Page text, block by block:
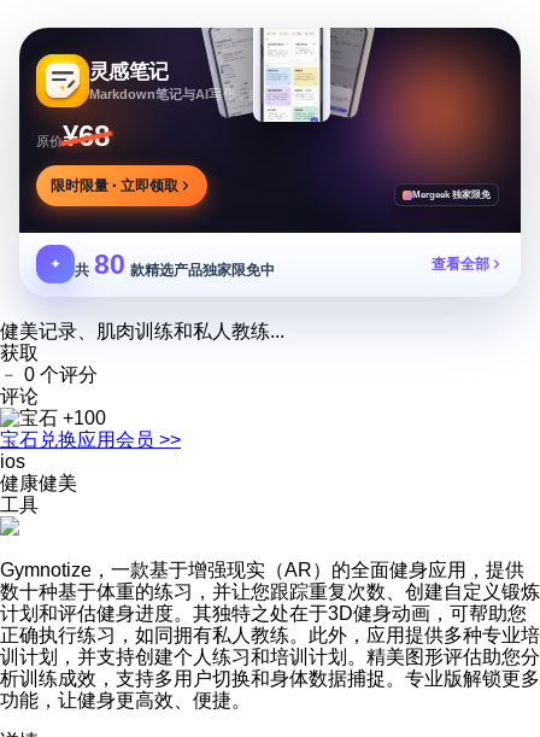
灵感笔记
Markdown笔记与AI写作，多方式整理同步笔记
原价¥68
限时限量 · 立即领取
Mergeek 独家限免
✦ 共 80 款精选产品独家限免中 查看全部
健美记录、肌肉训练和私人教‪练...
获取
﹣ 0 个评分
评论
+100
宝石兑换应用会员 >>
ios
健康健美
工具
Gymnotize，一款基于增强现实（AR）的全面健身应用，提供
数十种基于体重的练习，并让您跟踪重复次数、创建自定义锻炼
计划和评估健身进度。其独特之处在于3D健身动画，可帮助您
正确执行练习，如同拥有私人教练。此外，应用提供多种专业培
训计划，并支持创建个人练习和培训计划。精美图形评估助您分
析训练成效，支持多用户切换和身体数据捕捉。专业版解锁更多
功能，让健身更高效、便捷。